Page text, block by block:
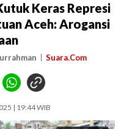
Keras Represi
Aceh: Arogansi
Suara.Com
| 19:44 WIB